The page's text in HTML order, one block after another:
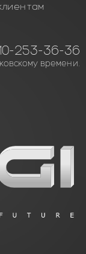
253-36-36
времени.